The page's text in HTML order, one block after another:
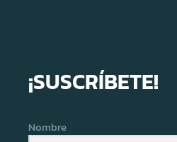
¡SUSCRÍBETE!
Nombre